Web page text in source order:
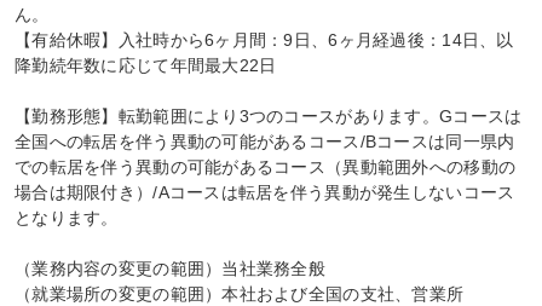
ん。
【有給休暇】入社時から6ヶ月間：9日、6ヶ月経過後：14日、以
降勤続年数に応じて年間最大22日
【勤務形態】転勤範囲により3つのコースがあります。Gコースは
全国への転居を伴う異動の可能があるコース/Bコースは同一県内
での転居を伴う異動の可能があるコース（異動範囲外への移動の
場合は期限付き）/Aコースは転居を伴う異動が発生しないコース
となります。
（業務内容の変更の範囲）当社業務全般
（就業場所の変更の範囲）本社および全国の支社、営業所